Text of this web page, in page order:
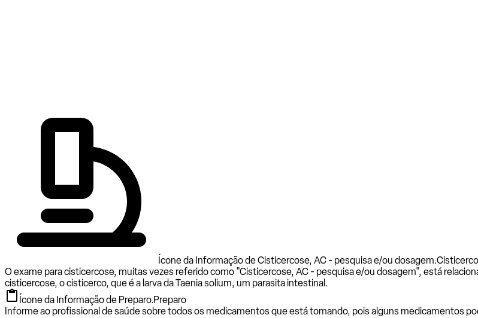
Ícone da Informação de Cisticercose, AC - pesquisa e/ou dosagem.
O exame para cisticercose, muitas vezes referido como "Cisticercose, AC - pesquisa e/ou dosagem", está
cisticercose, o cisticerco, que é a larva da Taenia solium, um parasita intestinal.
Ícone da Informação de Preparo.Preparo
Informe ao profissional de saúde sobre todos os medicamentos que está tomando, pois alguns medicamentos